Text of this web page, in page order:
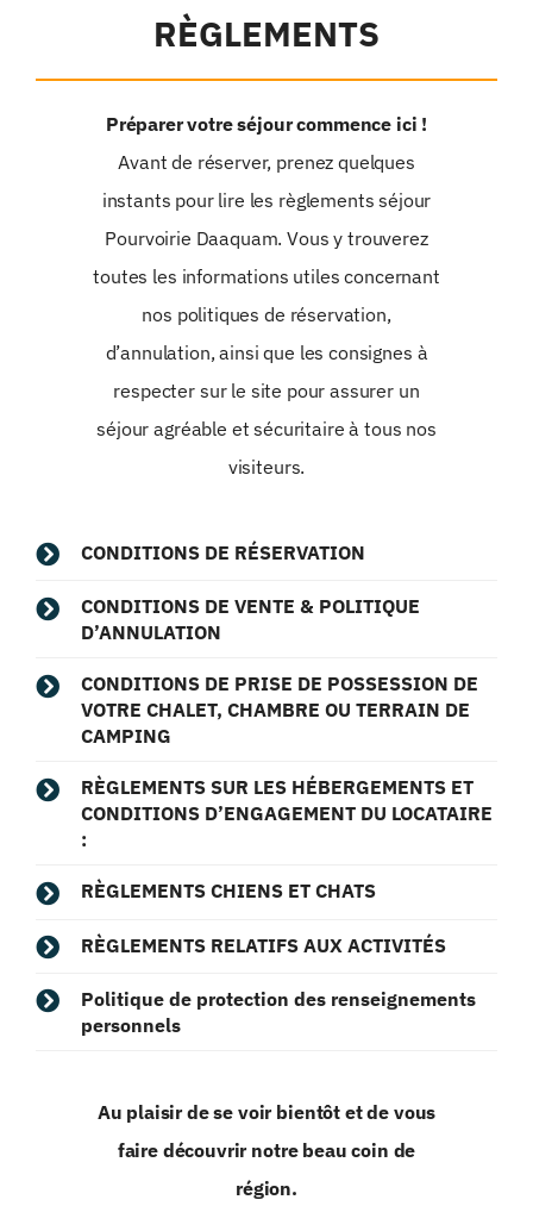
RÈGLEMENTS
Préparer votre séjour commence ici !
Avant de réserver, prenez quelques
instants pour lire les règlements séjour
Pourvoirie Daaquam. Vous y trouverez
toutes les informations utiles concernant
nos politiques de réservation,
d’annulation, ainsi que les consignes à
respecter sur le site pour assurer un
séjour agréable et sécuritaire à tous nos
visiteurs.
CONDITIONS DE RÉSERVATION
CONDITIONS DE VENTE & POLITIQUE
D’ANNULATION
CONDITIONS DE PRISE DE POSSESSION DE
VOTRE CHALET, CHAMBRE OU TERRAIN DE
CAMPING
RÈGLEMENTS SUR LES HÉBERGEMENTS ET
CONDITIONS D’ENGAGEMENT DU LOCATAIRE
:
RÈGLEMENTS CHIENS ET CHATS
RÈGLEMENTS RELATIFS AUX ACTIVITÉS
Politique de protection des renseignements
personnels
Au plaisir de se voir bientôt et de vous
faire découvrir notre beau coin de
région.